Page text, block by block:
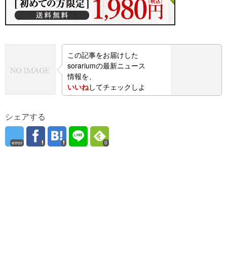
この記事をお届けした
sorariumの最新ニュース
情報を、
いいねしてチェックしよ
う！
シェアする
error 0